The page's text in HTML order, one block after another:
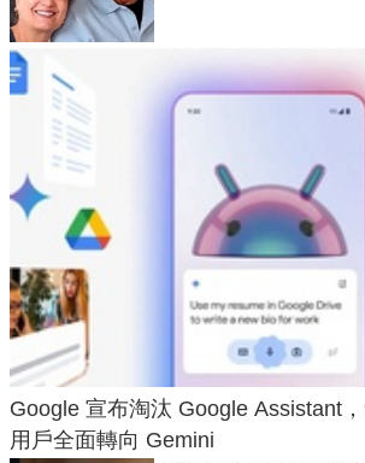
Google 宣布淘汰 Google Assistant
用戶全面轉向 Gemini